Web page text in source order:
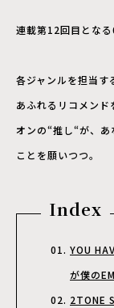
連載第12回目となる
各ジャンルを担当す
あふれるリコメンド
オンの“推し“が、
ことを願いつつ。
Index
YOU
が僕の
2TONE